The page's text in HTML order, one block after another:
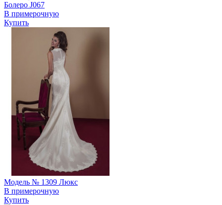
Болеро J067
В примерочную
Купить
Модель № 1309 Люкс
В примерочную
Купить